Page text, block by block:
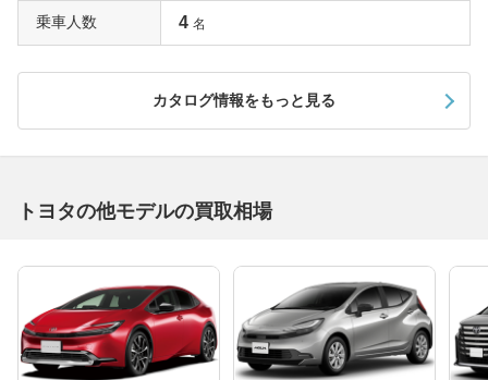
乗車人数 4 名
カタログ情報をもっと見る
トヨタの他モデルの買取相場